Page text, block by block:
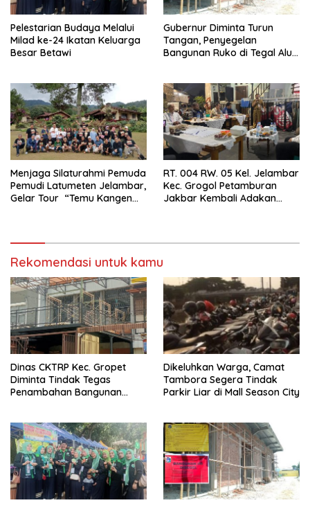
Pelestarian Budaya Melalui
Milad ke-24 Ikatan Keluarga
Besar Betawi
Gubernur Diminta Turun
Tangan, Penyegelan
Bangunan Ruko di Tegal Alur
Menjaga Silaturahmi Pemuda
Pemudi Latumeten Jelambar,
Gelar Tour “Temu Kangen
RT. 004 RW. 05 Kel. Jelambar
Kec. Grogol Petamburan
Jakbar Kembali Adakan
Rekomendasi untuk kamu
Dinas CKTRP Kec. Gropet
Diminta Tindak Tegas
Penambahan Bangunan
Dikeluhkan Warga, Camat
Tambora Segera Tindak
Parkir Liar di Mall Season City